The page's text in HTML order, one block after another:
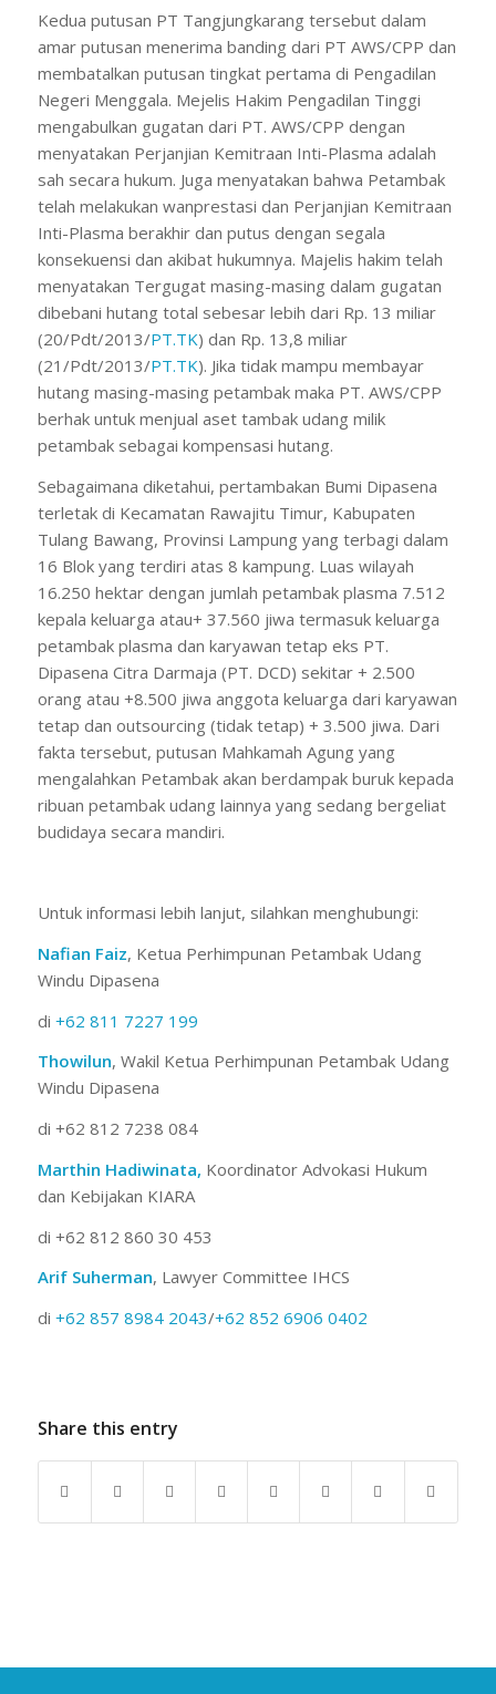
Kedua putusan PT Tangjungkarang tersebut dalam
amar putusan menerima banding dari PT AWS/CPP dan
membatalkan putusan tingkat pertama di Pengadilan
Negeri Menggala. Mejelis Hakim Pengadilan Tinggi
mengabulkan gugatan dari PT. AWS/CPP dengan
menyatakan Perjanjian Kemitraan Inti-Plasma adalah
sah secara hukum. Juga menyatakan bahwa Petambak
telah melakukan wanprestasi dan Perjanjian Kemitraan
Inti-Plasma berakhir dan putus dengan segala
konsekuensi dan akibat hukumnya. Majelis hakim telah
menyatakan Tergugat masing-masing dalam gugatan
dibebani hutang total sebesar lebih dari Rp. 13 miliar
(20/Pdt/2013/PT.TK) dan Rp. 13,8 miliar
(21/Pdt/2013/PT.TK). Jika tidak mampu membayar
hutang masing-masing petambak maka PT. AWS/CPP
berhak untuk menjual aset tambak udang milik
petambak sebagai kompensasi hutang.
Sebagaimana diketahui, pertambakan Bumi Dipasena
terletak di Kecamatan Rawajitu Timur, Kabupaten
Tulang Bawang, Provinsi Lampung yang terbagi dalam
16 Blok yang terdiri atas 8 kampung. Luas wilayah
16.250 hektar dengan jumlah petambak plasma 7.512
kepala keluarga atau+ 37.560 jiwa termasuk keluarga
petambak plasma dan karyawan tetap eks PT.
Dipasena Citra Darmaja (PT. DCD) sekitar + 2.500
orang atau +8.500 jiwa anggota keluarga dari karyawan
tetap dan outsourcing (tidak tetap) + 3.500 jiwa. Dari
fakta tersebut, putusan Mahkamah Agung yang
mengalahkan Petambak akan berdampak buruk kepada
ribuan petambak udang lainnya yang sedang bergeliat
budidaya secara mandiri.
Untuk informasi lebih lanjut, silahkan menghubungi:
Nafian Faiz, Ketua Perhimpunan Petambak Udang
Windu Dipasena
di +62 811 7227 199
Thowilun, Wakil Ketua Perhimpunan Petambak Udang
Windu Dipasena
di +62 812 7238 084
Marthin Hadiwinata, Koordinator Advokasi Hukum
dan Kebijakan KIARA
di +62 812 860 30 453
Arif Suherman, Lawyer Committee IHCS
di +62 857 8984 2043/+62 852 6906 0402
Share this entry